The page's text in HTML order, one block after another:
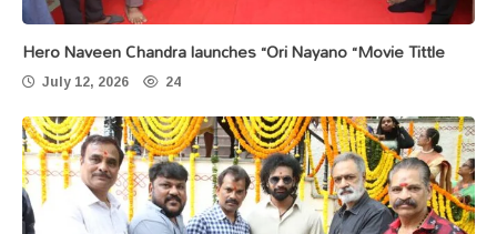
Hero Naveen Chandra launches “Ori Nayano “Movie Tittle
July 12, 2026 24